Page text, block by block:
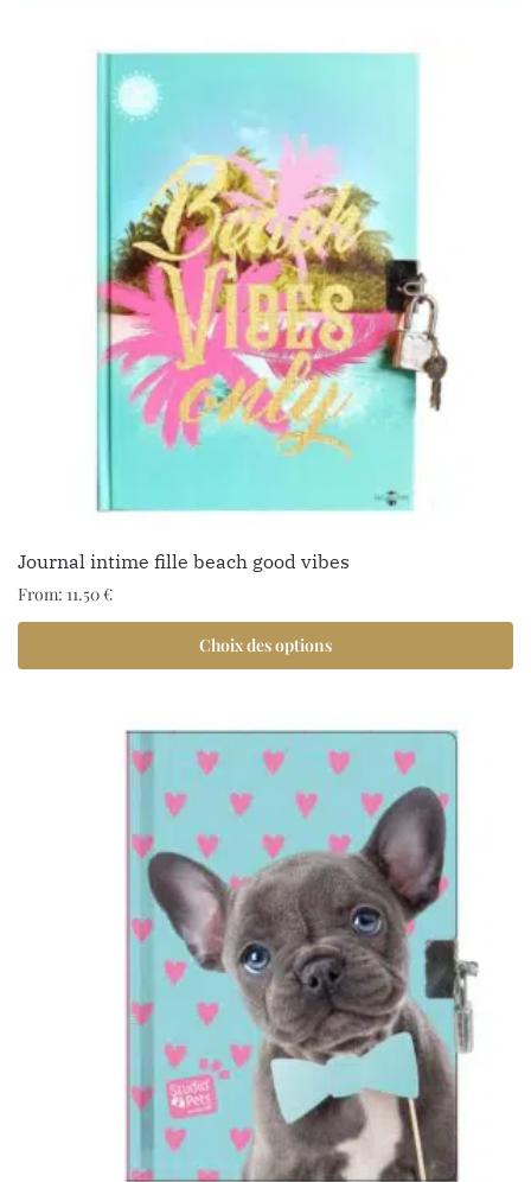
Journal intime fille beach good vibes
From: 11.50€
Choix des options